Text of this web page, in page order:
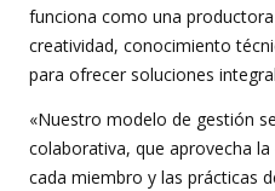
funciona como una
creatividad, conocimiento
para ofrecer soluciones
«Nuestro modelo de gestión
colaborativa, que aprovecha
cada miembro y las prácticas